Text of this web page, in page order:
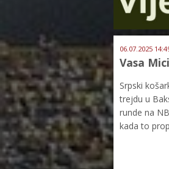
06.07.2025
Vasa
Srpski
trejdu u
runde na
kada to